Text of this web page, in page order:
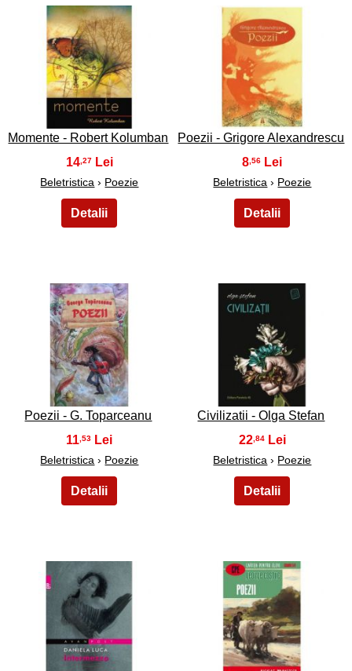
35
Momente - Robert Kolumban
14 ,27
Beletristica › Poezie
36
Poezii - Grigore Alexandrescu
8 ,56
Beletristica › Poezie
37
Poezii - G. Toparceanu
11 ,53
Beletristica › Poezie
38
Civilizatii - Olga Stefan
22 ,84
Beletristica › Poezie
39 40